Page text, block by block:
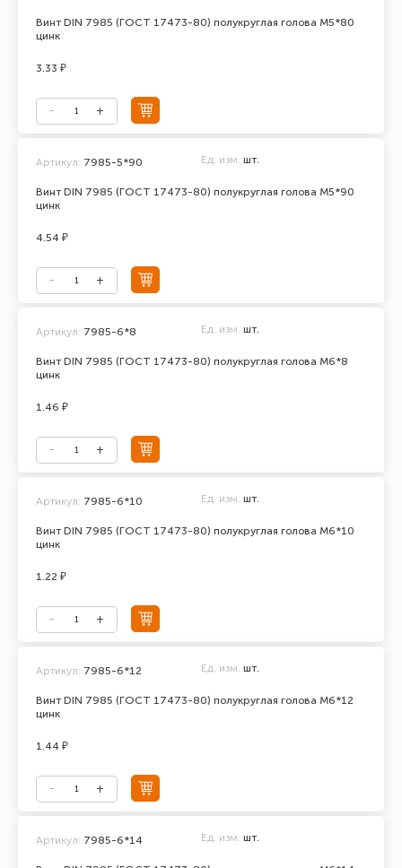
Винт DIN 7985 (ГОСТ 17473-80) полукруглая голова М5*80
цинк
3.33 ₽
Винт DIN 7985 (ГОСТ 17473-80) полукруглая голова М5*90
цинк
Артикул: 7985-5*90 Ед. изм. шт.
4.54 ₽
Винт DIN 7985 (ГОСТ 17473-80) полукруглая голова М6*8
цинк
Артикул: 7985-6*8 Ед. изм. шт.
1.46 ₽
Винт DIN 7985 (ГОСТ 17473-80) полукруглая голова М6*10
цинк
Артикул: 7985-6*10 Ед. изм. шт.
1.22 ₽
Винт DIN 7985 (ГОСТ 17473-80) полукруглая голова М6*12
цинк
Артикул: 7985-6*12 Ед. изм. шт.
1.44 ₽
Артикул: 7985-6*14 Ед. изм. шт.